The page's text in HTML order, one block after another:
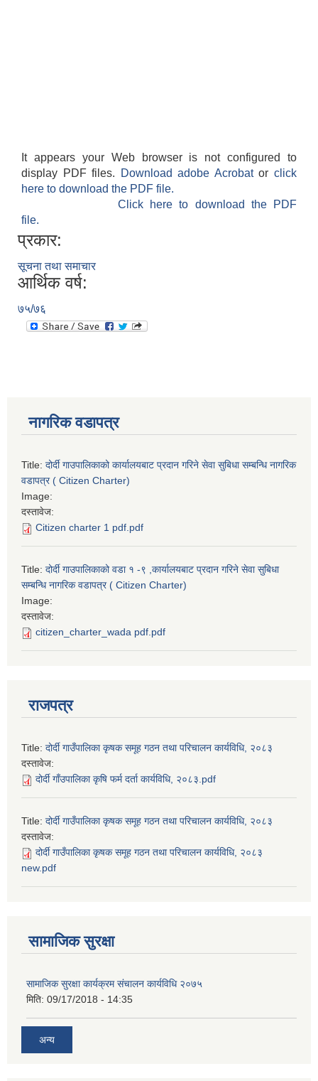
It appears your Web browser is not configured to
display PDF files.
Download adobe Acrobatorclick
here to download the PDF file.
Click here to download the PDF
file.
प्रकार:
सूचना तथा समाचार
आर्थिक वर्ष:
७५/७६
नागरिक वडापत्र
Title: दोर्दी गाउपालिकाको कार्यालयबाट प्रदान गरिने सेवा सुबिधा सम्बन्धि नागरिक
वडापत्र ( Citizen Charter)
Image:
दस्तावेज:
Citizen charter 1 pdf.pdf
Title: दोर्दी गाउपालिकाको वडा १ -९ ,कार्यालयबाट प्रदान गरिने सेवा सुबिधा
सम्बन्धि नागरिक वडापत्र ( Citizen Charter)
Image:
दस्तावेज:
citizen_charter_wada pdf.pdf
राजपत्र
Title: दोर्दी गाउँपालिका कृषक समूह गठन तथा परिचालन कार्यविधि, २०८३
दस्तावेज:
दोर्दी गाँउपालिका कृषि फर्म दर्ता कार्यविधि, २०८३.pdf
Title: दोर्दी गाउँपालिका कृषक समूह गठन तथा परिचालन कार्यविधि, २०८३
दस्तावेज:
दोर्दी गाउँपालिका कृषक समूह गठन तथा परिचालन कार्यविधि, २०८३
new.pdf
सामाजिक सुरक्षा
सामाजिक सुरक्षा कार्यक्रम संचालन कार्यविधि २०७५
मिति: 09/17/2018 - 14:35
अन्य